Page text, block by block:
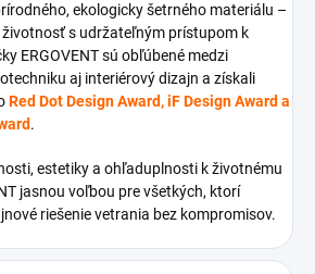
ekologicky šetrného materiálu –
s udržateľným prístupom k
ERGOVENT sú obľúbené medzi
aj interiérový dizajn a získali
Red Dot Design Award, iF Design Award a
.
estetiky a ohľaduplnosti k životnému
jasnou voľbou pre všetkých, ktorí
riešenie vetrania bez kompromisov.